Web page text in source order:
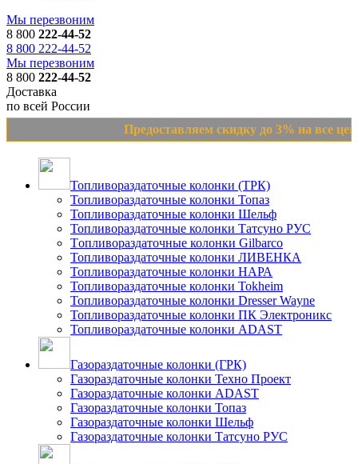
Мы перезвоним
8 800 222-44-52
8 800 222-44-52
Мы перезвоним
8 800 222-44-52
Доставка
по всей России
Предоставляем скидку до 3% на все цены
Топливораздаточные колонки (ТРК)
Топливораздаточные колонки Топаз
Топливораздаточные колонки Шельф
Топливораздаточные колонки Татсуно РУС
Tопливораздаточные колонки Gilbarco
Топливораздаточные колонки ЛИВЕНКА
Топливораздаточные колонки НАРА
Топливораздаточные колонки Tokheim
Топливораздаточные колонки Dresser Wayne
Топливораздаточные колонки ПК Электроникс
Топливораздаточные колонки ADAST
Газораздаточные колонки (ГРК)
Газораздаточные колонки Техно Проект
Газораздаточные колонки ADAST
Газораздаточные колонки Топаз
Газораздаточные колонки Шельф
Газораздаточные колонки Татсуно РУС